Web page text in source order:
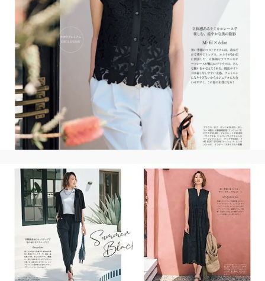
2026年9月号
最新号試し読み
定期購読